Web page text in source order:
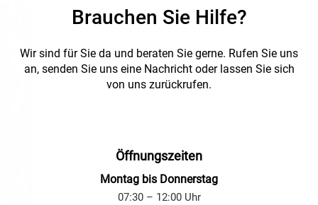
Brauchen Sie Hilfe?
Wir sind für Sie da und beraten Sie gerne. Rufen Sie uns
an, senden Sie uns eine Nachricht oder lassen Sie sich
von uns zurückrufen.
Öffnungszeiten
Montag bis Donnerstag
07:30 – 12:00 Uhr